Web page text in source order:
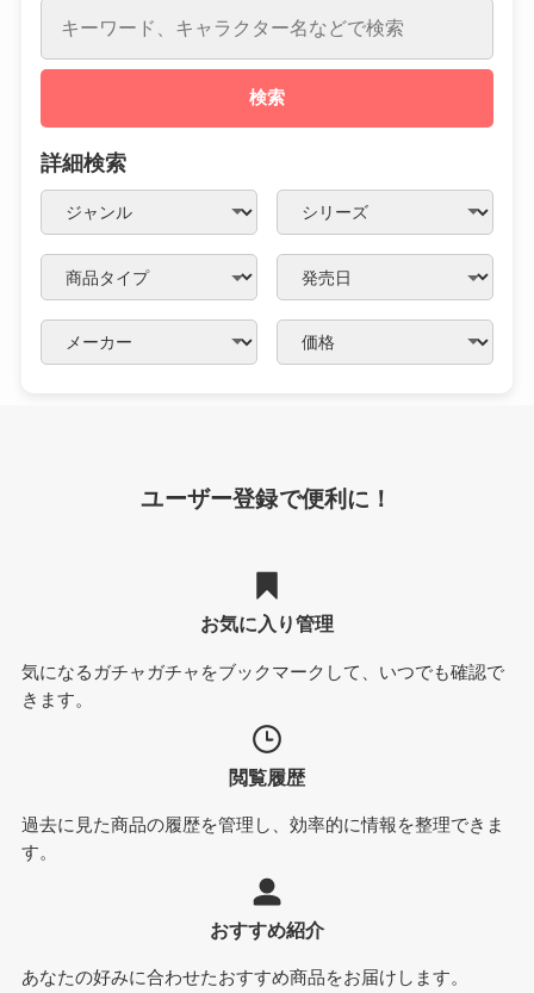
検索
詳細検索
ユーザー登録で便利に！
お気に入り管理
気になるガチャガチャをブックマークして、いつでも確認で
きます。
閲覧履歴
過去に見た商品の履歴を管理し、効率的に情報を整理できま
す。
おすすめ紹介
あなたの好みに合わせたおすすめ商品をお届けします。